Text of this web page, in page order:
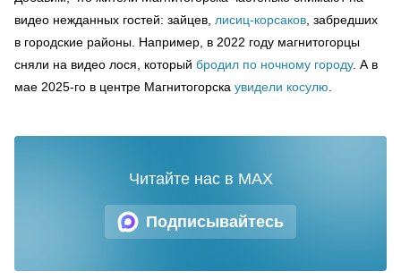
видео нежданных гостей: зайцев, лисиц-корсаков, забредших
в городские районы. Например, в 2022 году магнитогорцы
сняли на видео лося, который бродил по ночному городу. А в
мае 2025-го в центре Магнитогорска увидели косулю.
Подписывайтесь
Читайте нас в MAX